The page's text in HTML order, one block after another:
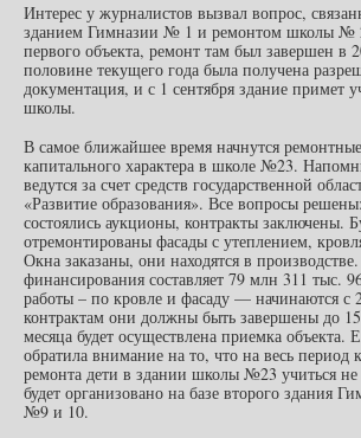
Интерес у журналистов вызвал вопрос,
зданием Гимназии № 1 и ремонтом школы №
первого объекта, ремонт там был завершен в
половине текущего года была получена
документация, и с 1 сентября здание примет
школы.
В самое ближайшее время начнутся
капитального характера в школе №23.
ведутся за счет средств государственной
«Развитие образования». Все вопросы
состоялись аукционы, контракты заключены.
отремонтированы фасады с утеплением,
Окна заказаны, они находятся в
финансирования составляет 79 млн 311 тыс.
работы – по кровле и фасаду — начинаются с
контрактам они должны быть завершены до
месяца будет осуществлена приемка объекта.
обратила внимание на то, что на весь период
ремонта дети в здании школы №23 учиться не
будет организовано на базе второго
№9 и 10.